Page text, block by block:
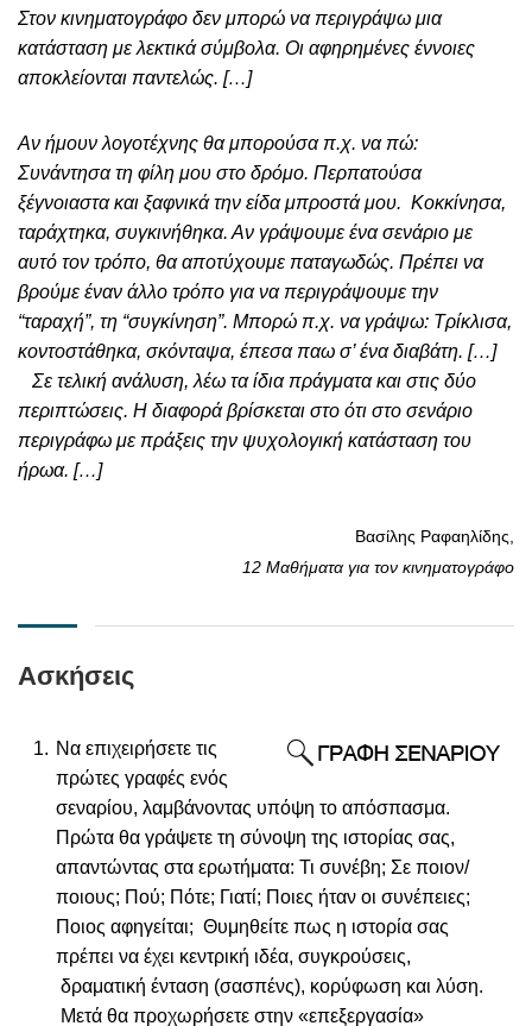
Στον κινηματογράφο δεν μπορώ να περιγράψω μια
κατάσταση με λεκτικά σύμβολα. Οι αφηρημένες έννοιες
αποκλείονται παντελώς. […]
Aν ήμουν λογοτέχνης θα μπορούσα π.χ. να πώ:
Συνάντησα τη φίλη μου στο δρόμο. Περπατούσα
ξέγνοιαστα και ξαφνικά την είδα μπροστά μου. Κοκκίνησα,
ταράχτηκα, συγκινήθηκα. Αν γράψουμε ένα σενάριο με
αυτό τον τρόπο, θα αποτύχουμε παταγωδώς. Πρέπει να
βρούμε έναν άλλο τρόπο για να περιγράψουμε την
“ταραχή”, τη “συγκίνηση”. Μπορώ π.χ. να γράψω: Τρίκλισα,
κοντοστάθηκα, σκόνταψα, έπεσα παω σ’ ένα διαβάτη. […]
Σε τελική ανάλυση, λέω τα ίδια πράγματα και στις δύο
περιπτώσεις. Η διαφορά βρίσκεται στο ότι στο σενάριο
περιγράφω με πράξεις την ψυχολογική κατάσταση του
ήρωα. […]
Βασίλης Ραφαηλίδης,
12 Μαθήματα για τον κινηματογράφο
Ασκήσεις
Να επιχειρήσετε τις
πρώτες γραφές ενός
σεναρίου, λαμβάνοντας υπόψη το απόσπασμα.
Πρώτα θα γράψετε τη σύνοψη της ιστορίας σας,
απαντώντας στα ερωτήματα: Τι συνέβη; Σε ποιον/
ποιους; Πού; Πότε; Γιατί; Ποιες ήταν οι συνέπειες;
Ποιος αφηγείται; Θυμηθείτε πως η ιστορία σας
πρέπει να έχει κεντρική ιδέα, συγκρούσεις,
δραματική ένταση (σασπένς), κορύφωση και λύση.
Μετά θα προχωρήσετε στην «επεξεργασία»